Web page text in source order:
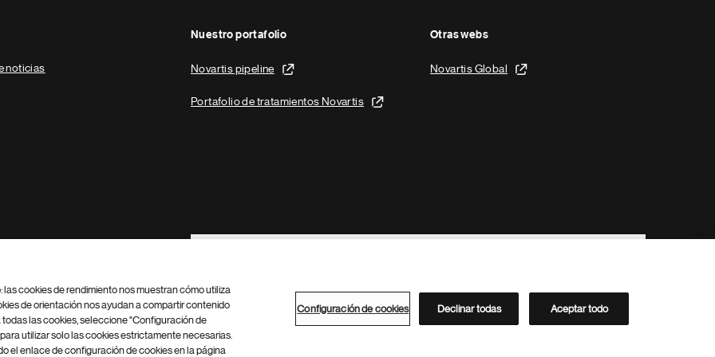
noticias
Nuestro portafolio
Novartis pipeline
Portafolio de tratamientos Novartis
Otras webs
Novartis Global
Footer Site Search
Configuración de cookies Mapa del sitio
Directorio de Novartis
cookies de rendimiento nos muestran cómo utiliza
de orientación nos ayudan a compartir contenido
las cookies, seleccione "Configuración de
utilizar solo las cookies estrictamente necesarias.
el enlace de configuración de cookies en la página
Configuración de cookies Declinar todas Aceptar todo